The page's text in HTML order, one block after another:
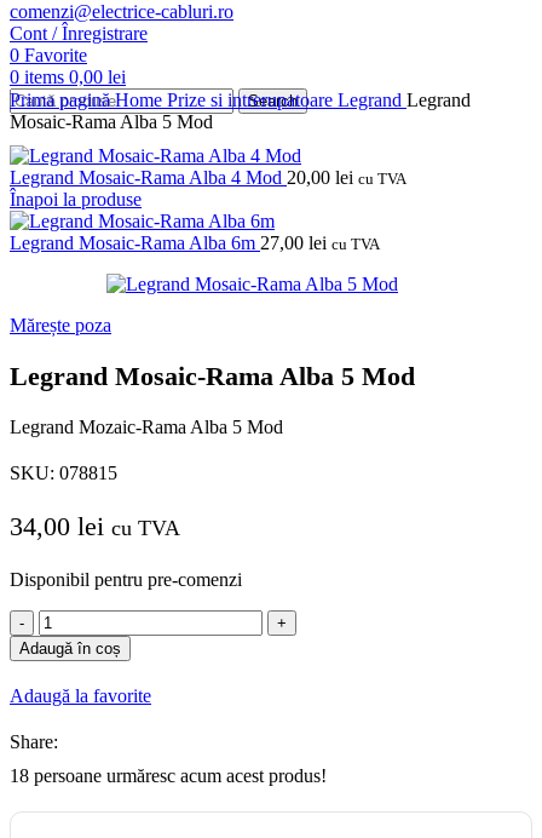
comenzi@electrice-cabluri.ro
Cont / Înregistrare
0 Favorite
0 items 0,00 lei
Search
Prima paginăHome Prize si intrerupatoare Legrand Legrand
Mosaic-Rama Alba 5 Mod
Legrand Mosaic-Rama Alba 4 Mod 20,00 lei cu TVA
Înapoi la produse
Legrand Mosaic-Rama Alba 6m 27,00 lei cu TVA
Mărește poza
Legrand Mosaic-Rama Alba 5 Mod
Legrand Mozaic-Rama Alba 5 Mod
SKU: 078815
34,00 lei cu TVA
Disponibil pentru pre-comenzi
Cantitate
Legrand
Mosaic-
Rama
Alba
Mod
Adaugă în coș
Adaugă la favorite
Share:
18 persoane urmăresc acum acest produs!